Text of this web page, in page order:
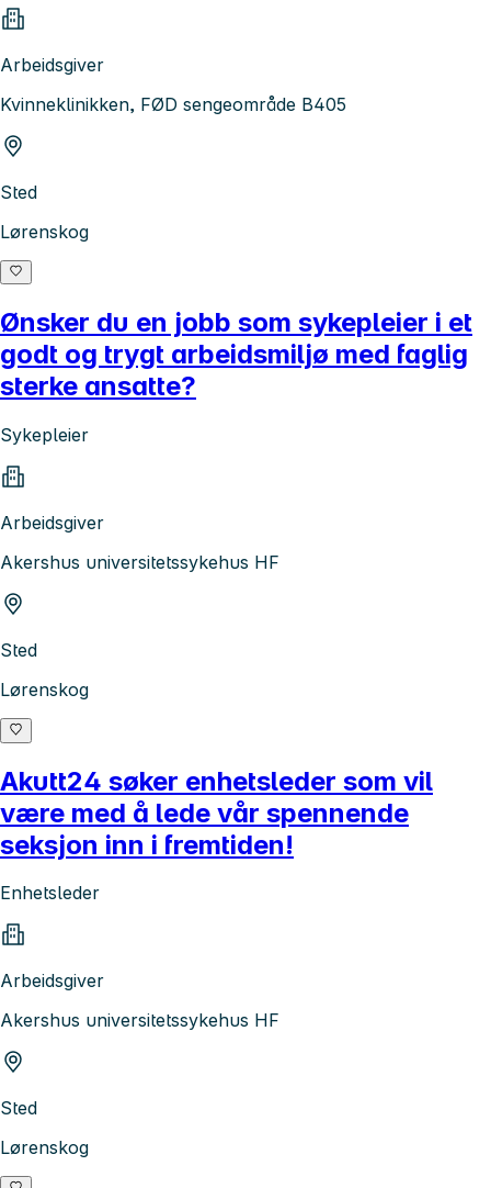
Arbeidsgiver
Kvinneklinikken, FØD sengeområde B405
Sted
Lørenskog
Ønsker du en jobb som sykepleier i et
godt og trygt arbeidsmiljø med faglig
sterke ansatte?
Sykepleier
Arbeidsgiver
Akershus universitetssykehus HF
Sted
Lørenskog
Akutt24 søker enhetsleder som vil
være med å lede vår spennende
seksjon inn i fremtiden!
Enhetsleder
Arbeidsgiver
Akershus universitetssykehus HF
Sted
Lørenskog